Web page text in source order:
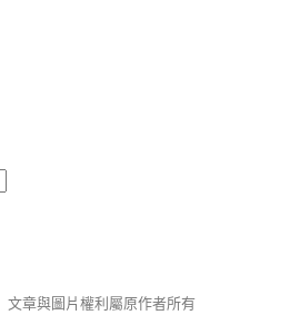
文章與圖片權利屬原作者所有